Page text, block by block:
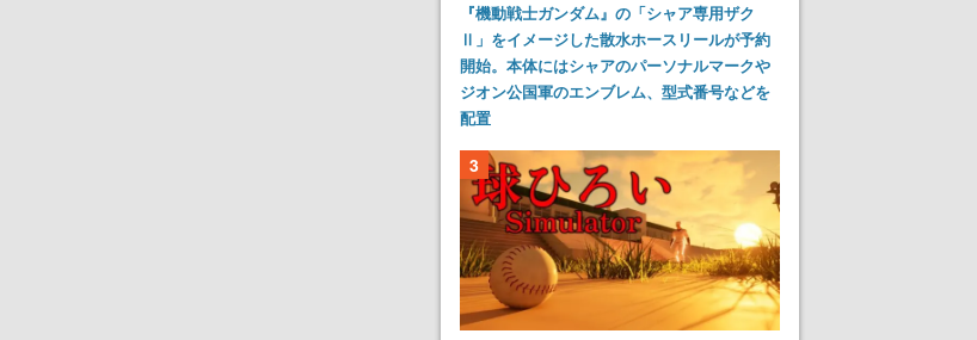
『機動戦士ガンダム』の「シャア専用ザク
Ⅱ」をイメージした散水ホースリールが予約
開始。本体にはシャアのパーソナルマークや
ジオン公国軍のエンブレム、型式番号などを
配置
3